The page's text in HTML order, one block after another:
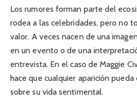
Los rumores forman parte del
rodea a las celebridades, pero no
valor. A veces nacen de una
en un evento o de una
entrevista. En el caso de Maggie
hace que cualquier aparición
sobre su vida sentimental.